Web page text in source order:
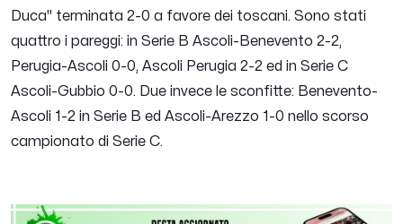
Duca" terminata 2-0 a favore dei toscani. Sono stati
quattro i pareggi: in Serie B Ascoli-Benevento 2-2,
Perugia-Ascoli 0-0, Ascoli Perugia 2-2 ed in Serie C
Ascoli-Gubbio 0-0. Due invece le sconfitte: Benevento-
Ascoli 1-2 in Serie B ed Ascoli-Arezzo 1-0 nello scorso
campionato di Serie C.